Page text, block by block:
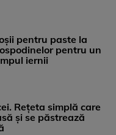
pentru paste la
pentru un
iernii
Rețeta simplă care
și se păstrează